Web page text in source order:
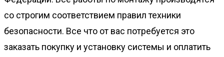
со строгим соответствием правил техники
безопасности. Все что от вас потребуется это
заказать покупку и установку системы и оплатить